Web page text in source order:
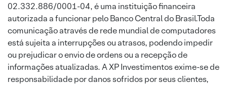
02.332.886/0001-04, é uma instituição financeira
autorizada a funcionar pelo Banco Central do Brasil.Toda
comunicação através de rede mundial de computadores
está sujeita a interrupções ou atrasos, podendo impedir
ou prejudicar o envio de ordens ou a recepção de
informações atualizadas. A XP Investimentos exime-se de
responsabilidade por danos sofridos por seus clientes,